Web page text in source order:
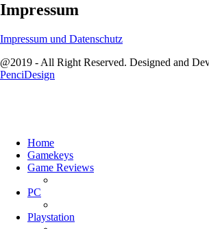
Impressum
Impressum und Datenschutz
@2019 - All Right Reserved. Designed and
PenciDesign
Home
Gamekeys
Game Reviews
PC
Playstation